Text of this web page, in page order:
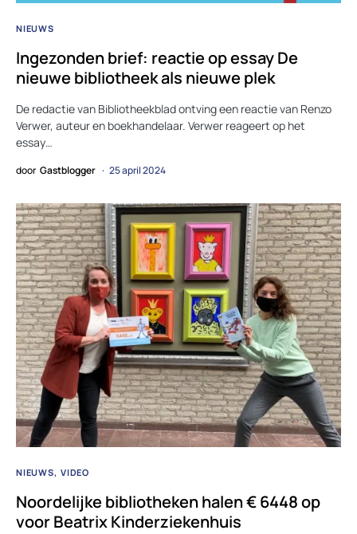
NIEUWS
Ingezonden brief: reactie op essay De
nieuwe bibliotheek als nieuwe plek
De redactie van Bibliotheekblad ontving een reactie van Renzo
Verwer, auteur en boekhandelaar. Verwer reageert op het
essay…
door Gastblogger 25 april 2024
NIEUWS VIDEO
Noordelijke bibliotheken halen € 6448 op
voor Beatrix Kinderziekenhuis